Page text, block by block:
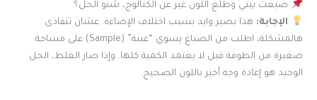
صبغت بيتي وطلع اللون غير عن الكتالوج، شنو الحل؟
الإجابة: هذا يصير وايد بسبب اختلاف الإضاءة. عشان تتفادى
هالمشكلة، اطلب من الصباغ يسوي “عينة” (Sample) على مساحة
صغيرة من الطوفة قبل لا يعتمد الكمية كلها. وإذا صار الغلط، الحل
الوحيد هو إعادة وجه أخير باللون الصحيح.